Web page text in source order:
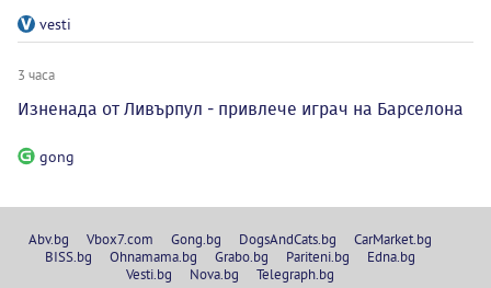
vesti
3 часа
Изненада от Ливърпул - привлече играч на Барселона
gong
Abv.bg Vbox7.com Gong.bg DogsAndCats.bg
CarMarket.bg
BISS.bg
Ohnamama.bg Grabo.bg Pariteni.bg
Edna.bg
Vesti.bg
Nova.bg Telegraph.bg